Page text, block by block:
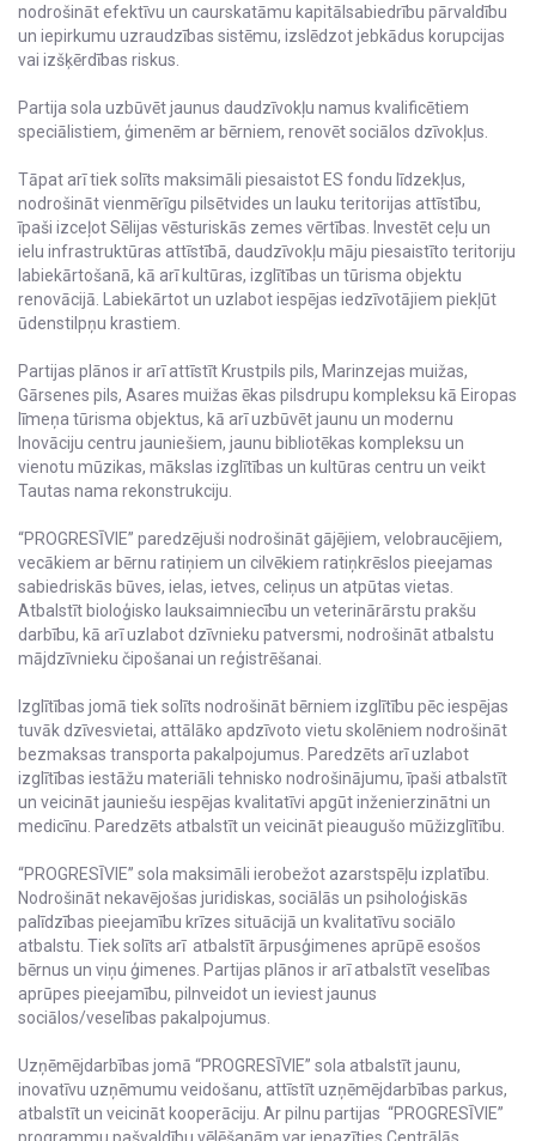
nodrošināt efektīvu un caurskatāmu kapitālsabiedrību pārvaldību
un iepirkumu uzraudzības sistēmu, izslēdzot jebkādus korupcijas
vai izšķērdības riskus.
Partija sola uzbūvēt jaunus daudzīvokļu namus kvalificētiem
speciālistiem, ģimenēm ar bērniem, renovēt sociālos dzīvokļus.
Tāpat arī tiek solīts maksimāli piesaistot ES fondu līdzekļus,
nodrošināt vienmērīgu pilsētvides un lauku teritorijas attīstību,
īpaši izceļot Sēlijas vēsturiskās zemes vērtības. Investēt ceļu un
ielu infrastruktūras attīstībā, daudzīvokļu māju piesaistīto teritoriju
labiekārtošanā, kā arī kultūras, izglītības un tūrisma objektu
renovācijā. Labiekārtot un uzlabot iespējas iedzīvotājiem piekļūt
ūdenstilpņu krastiem.
Partijas plānos ir arī attīstīt Krustpils pils, Marinzejas muižas,
Gārsenes pils, Asares muižas ēkas pilsdrupu kompleksu kā Eiropas
līmeņa tūrisma objektus, kā arī uzbūvēt jaunu un modernu
Inovāciju centru jauniešiem, jaunu bibliotēkas kompleksu un
vienotu mūzikas, mākslas izglītības un kultūras centru un veikt
Tautas nama rekonstrukciju.
“PROGRESĪVIE” paredzējuši nodrošināt gājējiem, velobraucējiem,
vecākiem ar bērnu ratiņiem un cilvēkiem ratiņkrēslos pieejamas
sabiedriskās būves, ielas, ietves, celiņus un atpūtas vietas.
Atbalstīt bioloģisko lauksaimniecību un veterinārārstu prakšu
darbību, kā arī uzlabot dzīvnieku patversmi, nodrošināt atbalstu
mājdzīvnieku čipošanai un reģistrēšanai.
Izglītības jomā tiek solīts nodrošināt bērniem izglītību pēc iespējas
tuvāk dzīvesvietai, attālāko apdzīvoto vietu skolēniem nodrošināt
bezmaksas transporta pakalpojumus. Paredzēts arī uzlabot
izglītības iestāžu materiāli tehnisko nodrošinājumu, īpaši atbalstīt
un veicināt jauniešu iespējas kvalitatīvi apgūt inženierzinātni un
medicīnu. Paredzēts atbalstīt un veicināt pieaugušo mūžizglītību.
“PROGRESĪVIE” sola maksimāli ierobežot azarstspēļu izplatību.
Nodrošināt nekavējošas juridiskas, sociālās un psiholoģiskās
palīdzības pieejamību krīzes situācijā un kvalitatīvu sociālo
atbalstu. Tiek solīts arī atbalstīt ārpusģimenes aprūpē esošos
bērnus un viņu ģimenes. Partijas plānos ir arī atbalstīt veselības
aprūpes pieejamību, pilnveidot un ieviest jaunus
sociālos/veselības pakalpojumus.
Uzņēmējdarbības jomā “PROGRESĪVIE” sola atbalstīt jaunu,
inovatīvu uzņēmumu veidošanu, attīstīt uzņēmējdarbības parkus,
atbalstīt un veicināt kooperāciju. Ar pilnu partijas “PROGRESĪVIE”
programmu pašvaldību vēlēšanām var iepazīties Centrālās